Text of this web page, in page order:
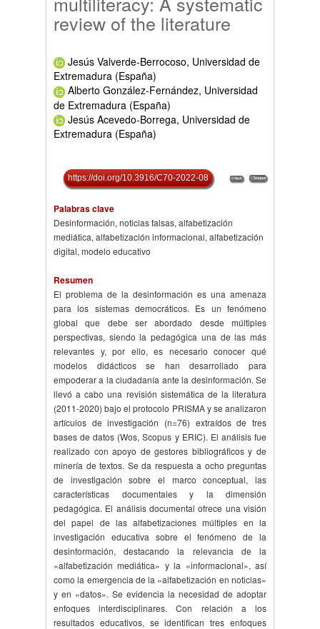
review of the literature
Jesús Valverde-Berrocoso, Universidad de
Extremadura (España)
Alberto González-Fernández, Universidad
de Extremadura (España)
Jesús Acevedo-Borrega, Universidad de
Extremadura (España)
https://doi.org/10.3916/C70-2022-08
Palabras clave
Desinformación, noticias falsas, alfabetización
mediática, alfabetización informacional, alfabetización
digital, modelo educativo
Resumen
El problema de la desinformación es una amenaza
para los sistemas democráticos. Es un fenómeno
global que debe ser abordado desde múltiples
perspectivas, siendo la pedagógica una de las más
relevantes y, por ello, es necesario conocer qué
modelos didácticos se han desarrollado para
empoderar a la ciudadanía ante la desinformación. Se
llevó a cabo una revisión sistemática de la literatura
(2011-2020) bajo el protocolo PRISMA y se analizaron
artículos de investigación (n=76) extraídos de tres
bases de datos (Wos, Scopus y ERIC). El análisis fue
realizado con apoyo de gestores bibliográficos y de
minería de textos. Se da respuesta a ocho preguntas
de investigación sobre el marco conceptual, las
características documentales y la dimensión
pedagógica. El análisis documental ofrece una visión
del papel de las alfabetizaciones múltiples en la
investigación educativa sobre el fenómeno de la
desinformación, destacando la relevancia de la
«alfabetización mediática» y la «informacional», así
como la emergencia de la «alfabetización en noticias»
y en «datos». Se evidencia la necesidad de adoptar
enfoques interdisciplinares. Con relación a los
resultados educativos, se identifican tres enfoques